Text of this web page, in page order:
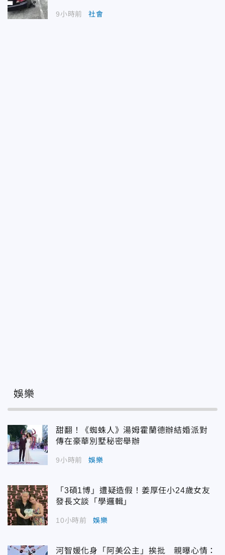
9小時前 社會
娛樂
甜翻！《蜘蛛人》湯姆霍蘭德辦結婚派對
傳在豪華別墅秘密舉辦
9小時前 娛樂
「3碩1博」遭疑造假！姜厚任小24歲女友
發長文談「學邏輯」
10小時前 娛樂
河智媛化身「阿美公主」挨批 親曝心情：